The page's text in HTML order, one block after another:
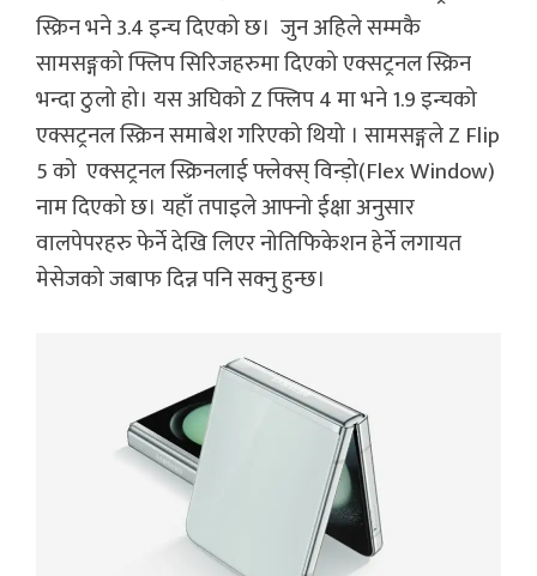
स्क्रिन भने 3.4 इन्च दिएको छ। जुन अहिले सम्मकै
सामसङ्गको फ्लिप सिरिजहरुमा दिएको एक्सट्रनल स्क्रिन
भन्दा ठुलो हो। यस अघिको Z फ्लिप 4 मा भने 1.9 इन्चको
एक्सट्रनल स्क्रिन समाबेश गरिएको थियो । सामसङ्गले Z Flip
5 को एक्सट्रनल स्क्रिनलाई फ्लेक्स् विन्ड़ो(Flex Window)
नाम दिएको छ। यहाँ तपाइले आफ्नो ईक्षा अनुसार
वालपेपरहरु फेर्ने देखि लिएर नोतिफिकेशन हेर्ने लगायत
मेसेजको जबाफ दिन्न पनि सक्नु हुन्छ।